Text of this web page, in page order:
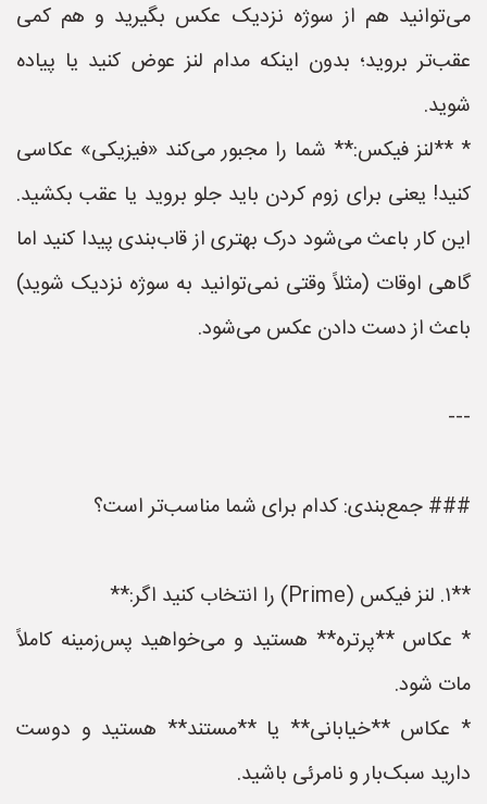
می‌توانید هم از سوژه نزدیک عکس بگیرید و هم کمی
عقب‌تر بروید؛ بدون اینکه مدام لنز عوض کنید یا پیاده
شوید.
* **لنز فیکس:** شما را مجبور می‌کند «فیزیکی» عکاسی
کنید! یعنی برای زوم کردن باید جلو بروید یا عقب بکشید.
این کار باعث می‌شود درک بهتری از قاب‌بندی پیدا کنید اما
گاهی اوقات (مثلاً وقتی نمی‌توانید به سوژه نزدیک شوید)
باعث از دست دادن عکس می‌شود.
---
### جمع‌بندی: کدام برای شما مناسب‌تر است؟
**۱. لنز فیکس (Prime) را انتخاب کنید اگر:**
* عکاس **پرتره** هستید و می‌خواهید پس‌زمینه کاملاً
مات شود.
* عکاس **خیابانی** یا **مستند** هستید و دوست
دارید سبک‌بار و نامرئی باشید.